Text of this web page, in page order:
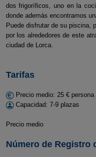
dos frigoríficos, uno en la
donde además encontramos
Puede disfrutar de su piscina,
por los alrededores de este
ciudad de Lorca.
Tarifas
Precio medio: 25 € persona
Capacidad: 7-9 plazas
Precio medio
Número de Registro